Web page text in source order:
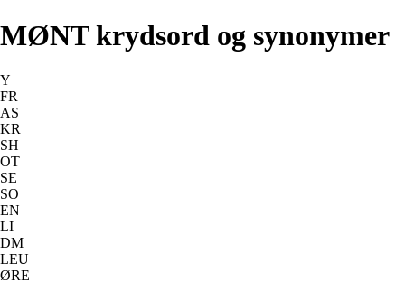
MØNT krydsord og synonymer
Y
FR
AS
KR
SH
OT
SE
SO
EN
LI
DM
LEU
ØRE